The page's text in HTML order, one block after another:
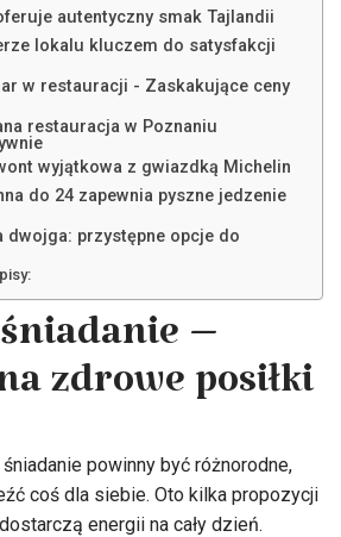
autentyczny smak Tajlandii
lokalu kluczem do satysfakcji
w restauracji - Zaskakujące ceny
restauracja w Poznaniu
wyjątkowa z gwiazdką Michelin
do 24 zapewnia pyszne jedzenie
dwojga: przystępne opcje do
–
zdrowe posiłki
powinny być różnorodne,
coś dla siebie. Oto kilka propozycji
energii na cały dzień.